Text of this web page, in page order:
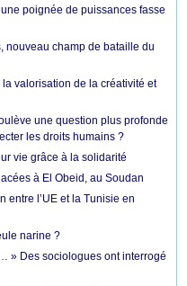
poignée de puissances fasse
nouveau champ de bataille du
la valorisation de la créativité et
une question plus profonde
les droits humains ?
vie grâce à la solidarité
à El Obeid, au Soudan
entre l’UE et la Tunisie en
narine ?
» Des sociologues ont interrogé